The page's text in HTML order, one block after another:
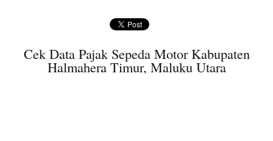
Cek Data Pajak Sepeda Motor Kabupaten
Halmahera Timur, Maluku Utara